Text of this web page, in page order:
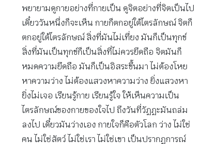
พยายามดูกายอย่างที่กายเป็น ดูจิตอย่างที่จิตเป็นไป
เดี๋ยววันหนึ่งก็จะเห็น กายก็ตกอยู่ใต้ไตรลักษณ์ จิตก็
ตกอยู่ใต้ไตรลักษณ์ สิ่งที่มันไม่เที่ยง มันก็เป็นทุกข์
สิ่งที่มันเป็นทุกข์ก็เป็นสิ่งที่ไม่ควรยึดถือ จิตมันก็
หมดความยึดถือ มันก็เป็นอิสระขึ้นมา ไม่ต้องโหย
หาความว่าง ไม่ต้องแสวงหาความว่าง ยิ่งแสวงหา
ยิ่งไม่เจอ เรียนรู้กาย เรียนรู้ใจ ให้เห็นความเป็น
ไตรลักษณ์ของกายของใจไป ถึงวันที่วัฏฏะมันถล่ม
ลงไป เดี๋ยวมันว่างเอง กายใจก็คือตัวโลก ว่าง ไม่ใช่
คน ไม่ใช่สัตว์ ไม่ใช่เรา ไม่ใช่เขา เป็นปรากฏการณ์